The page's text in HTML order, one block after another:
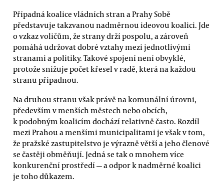
Případná koalice vládních stran a Prahy Sobě
představuje takzvanou nadměrnou ideovou koalici. Jde
o vzkaz voličům, že strany drží pospolu, a zároveň
pomáhá udržovat dobré vztahy mezi jednotlivými
stranami a politiky. Takové spojení není obvyklé,
protože snižuje počet křesel v radě, která na každou
stranu připadnou.
Na druhou stranu však právě na komunální úrovni,
především v menších městech nebo obcích,
k podobným koalicím dochází relativně často. Rozdíl
mezi Prahou a menšími municipalitami je však v tom,
že pražské zastupitelstvo je výrazně větší a jeho členové
se častěji obměňují. Jedná se tak o mnohem více
konkurenční prostředí — a odpor k nadměrné koalici
je toho důkazem.